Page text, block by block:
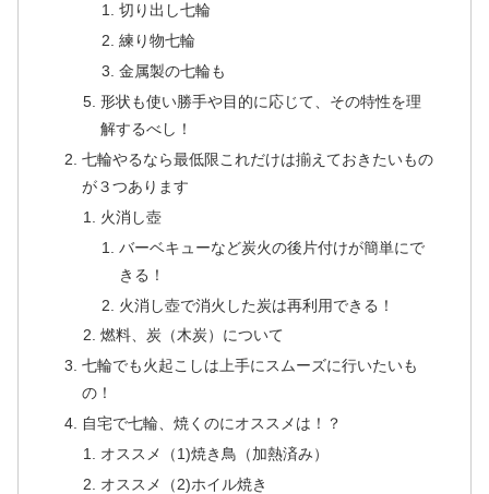
切り出し七輪
練り物七輪
金属製の七輪も
形状も使い勝手や目的に応じて、その特性を理
解するべし！
七輪やるなら最低限これだけは揃えておきたいもの
が３つあります
火消し壺
バーベキューなど炭火の後片付けが簡単にで
きる！
火消し壺で消火した炭は再利用できる！
燃料、炭（木炭）について
七輪でも火起こしは上手にスムーズに行いたいも
の！
自宅で七輪、焼くのにオススメは！？
オススメ（1)焼き鳥（加熱済み）
オススメ（2)ホイル焼き